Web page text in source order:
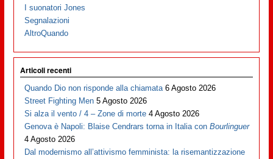
I suonatori Jones
Segnalazioni
AltroQuando
Articoli recenti
Quando Dio non risponde alla chiamata 6 Agosto 2026
Street Fighting Men 5 Agosto 2026
Si alza il vento / 4 – Zone di morte 4 Agosto 2026
Genova è Napoli: Blaise Cendrars torna in Italia conBourlinguer
4 Agosto 2026
Dal modernismo all’attivismo femminista: la risemantizzazione